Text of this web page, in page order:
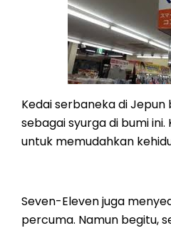
Kedai serbaneka di
sebagai syurga di bumi
untuk memudahkan
Seven-Eleven juga
percuma. Namun begitu,